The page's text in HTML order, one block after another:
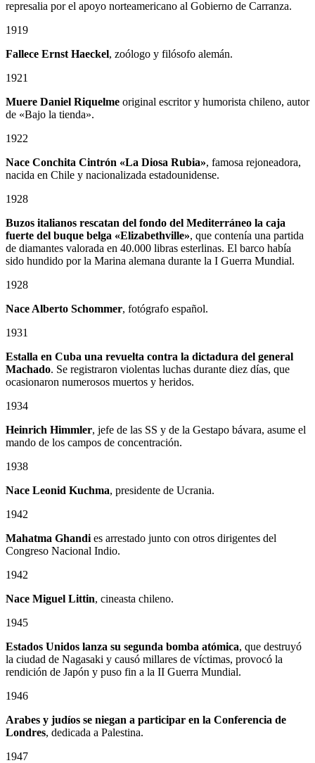
represalia por el apoyo norteamericano al Gobierno de Carranza.
1919
Fallece Ernst Haeckel, zoólogo y filósofo alemán.
1921
Muere Daniel Riquelme original escritor y humorista chileno, autor
de «Bajo la tienda».
1922
Nace Conchita Cintrón «La Diosa Rubia», famosa rejoneadora,
nacida en Chile y nacionalizada estadounidense.
1928
Buzos italianos rescatan del fondo del Mediterráneo la caja
fuerte del buque belga «Elizabethville», que contenía una partida
de diamantes valorada en 40.000 libras esterlinas. El barco había
sido hundido por la Marina alemana durante la I Guerra Mundial.
1928
Nace Alberto Schommer, fotógrafo español.
1931
Estalla en Cuba una revuelta contra la dictadura del general
Machado. Se registraron violentas luchas durante diez días, que
ocasionaron numerosos muertos y heridos.
1934
Heinrich Himmler, jefe de las SS y de la Gestapo bávara, asume el
mando de los campos de concentración.
1938
Nace Leonid Kuchma, presidente de Ucrania.
1942
Mahatma Ghandi es arrestado junto con otros dirigentes del
Congreso Nacional Indio.
1942
Nace Miguel Littin, cineasta chileno.
1945
Estados Unidos lanza su segunda bomba atómica, que destruyó
la ciudad de Nagasaki y causó millares de víctimas, provocó la
rendición de Japón y puso fin a la II Guerra Mundial.
1946
Arabes y judíos se niegan a participar en la Conferencia de
Londres, dedicada a Palestina.
1947